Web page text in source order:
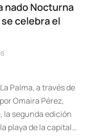
nado Nocturna
celebra el
Palma, a través de
Omaira Pérez,
la segunda edición
playa de la capital…